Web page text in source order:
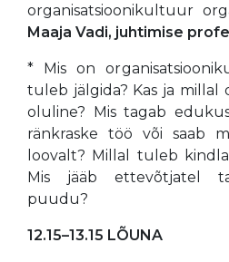
organisatsioonikultuur
Maaja Vadi, juhtimise
* Mis on
tuleb jälgida? Kas ja millal
oluline? Mis tagab
ränkraske töö või saab
loovalt? Millal tuleb
Mis jääb ettevõtjatel
puudu?
12.15–13.15 LÕUNA